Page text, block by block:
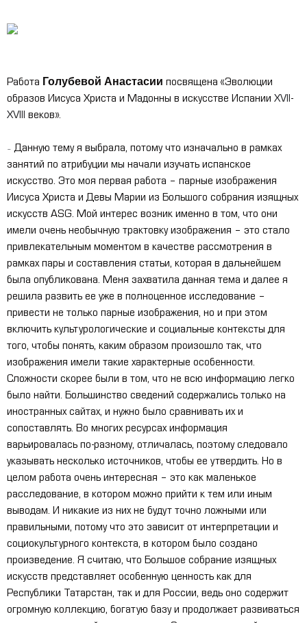
Работа Голубевой Анастасии посвящена «Эволюции
образов Иисуса Христа и Мадонны в искусстве Испании XVII-
XVIII веков».
– Данную тему я выбрала, потому что изначально в рамках
занятий по атрибуции мы начали изучать испанское
искусство. Это моя первая работа – парные изображения
Иисуса Христа и Девы Марии из Большого собрания изящных
искусств ASG. Мой интерес возник именно в том, что они
имели очень необычную трактовку изображения – это стало
привлекательным моментом в качестве рассмотрения в
рамках пары и составления статьи, которая в дальнейшем
была опубликована. Меня захватила данная тема и далее я
решила развить ее уже в полноценное исследование –
привести не только парные изображения, но и при этом
включить культурологические и социальные контексты для
того, чтобы понять, каким образом произошло так, что
изображения имели такие характерные особенности.
Сложности скорее были в том, что не всю информацию легко
было найти. Большинство сведений содержались только на
иностранных сайтах, и нужно было сравнивать их и
сопоставлять. Во многих ресурсах информация
варьировалась по-разному, отличалась, поэтому следовало
указывать несколько источников, чтобы ее утвердить. Но в
целом работа очень интересная – это как маленькое
расследование, в котором можно прийти к тем или иным
выводам. И никакие из них не будут точно ложными или
правильными, потому что это зависит от интерпретации и
социокультурного контекста, в котором было создано
произведение. Я считаю, что Большое собрание изящных
искусств представляет особенную ценность как для
Республики Татарстан, так и для России, ведь оно содержит
огромную коллекцию, богатую базу и продолжает развиваться